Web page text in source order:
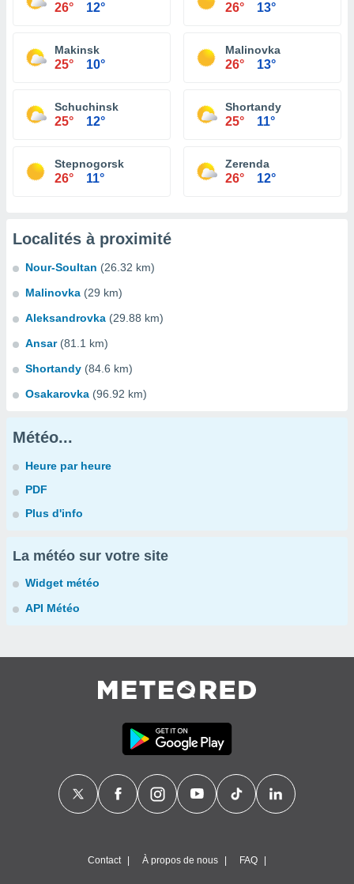
26° 12° 26° 13°
Makinsk
25° 10°
Malinovka
26° 13°
Schuchinsk
25° 12°
Shortandy
25° 11°
Stepnogorsk
26° 11°
Zerenda
26° 12°
Localités à proximité
Nour-Soultan (26.32 km)
Malinovka (29 km)
Aleksandrovka (29.88 km)
Ansar (81.1 km)
Shortandy (84.6 km)
Osakarovka (96.92 km)
Météo...
Heure par heure
PDF
Plus d'info
La météo sur votre site
Widget météo
API Météo
Contact À propos de nous FAQ